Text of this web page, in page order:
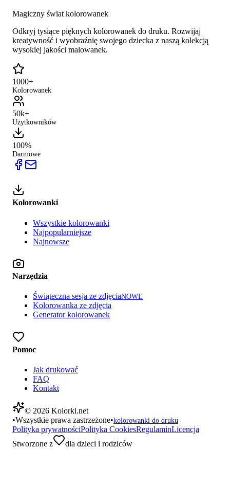
Magiczny świat kolorowanek
Odkryj tysiące pięknych kolorowanek do druku. Rozwijaj
kreatywność i wyobraźnię swojego dziecka z naszą kolekcją
wysokiej jakości malowanek.
1000+
Kolorowanek
50k+
Użytkowników
100%
Darmowe
Kolorowanki
Wszystkie kolorowanki
Najpopularniejsze
Najnowsze
Narzędzia
Świąteczna sesja ze zdjęciaNOWE
Kolorowanka ze zdjęcia
Generator kolorowanek
Pomoc
Jak drukować
FAQ
Kontakt
© 2026 Kolorki.net
•Wszystkie prawa zastrzeżone•kolorowanki do druku
Polityka prywatnościPolityka CookiesRegulaminLicencja
Stworzone z
dla dzieci i rodziców